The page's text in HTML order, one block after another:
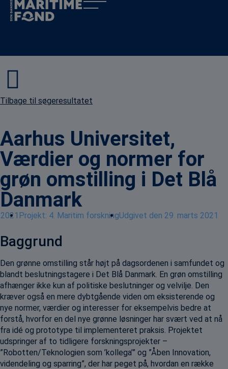
Tilbage til søgeresultatet
Aarhus Universitet,
Værdier og normer for
grøn omstilling i Det Blå
Danmark
2021 Projekt: 4. Maritim forskningUdgivet den 29. marts 2021
Baggrund
Den grønne omstilling står højt på dagsordenen i samfundet og
blandt beslutningstagere i Det Blå Danmark. En grøn omstilling
afhænger ikke kun af politiske beslutninger og velvilje. Den
kræver også en mere dybtgående viden om eksisterende og
nye normer, værdier og interesser for eksempelvis bedre at
forstå, hvorfor en del nye grønne løsninger har svært ved at nå
fra idé og prototype til implementeret praksis. Projektet
udspringer af to tidligere forskningsprojekter –
”Robotten/Teknologien som ’kollega’” og ”Åben Innovation,
videndeling og sparring”, der har peget på, hvordan en række